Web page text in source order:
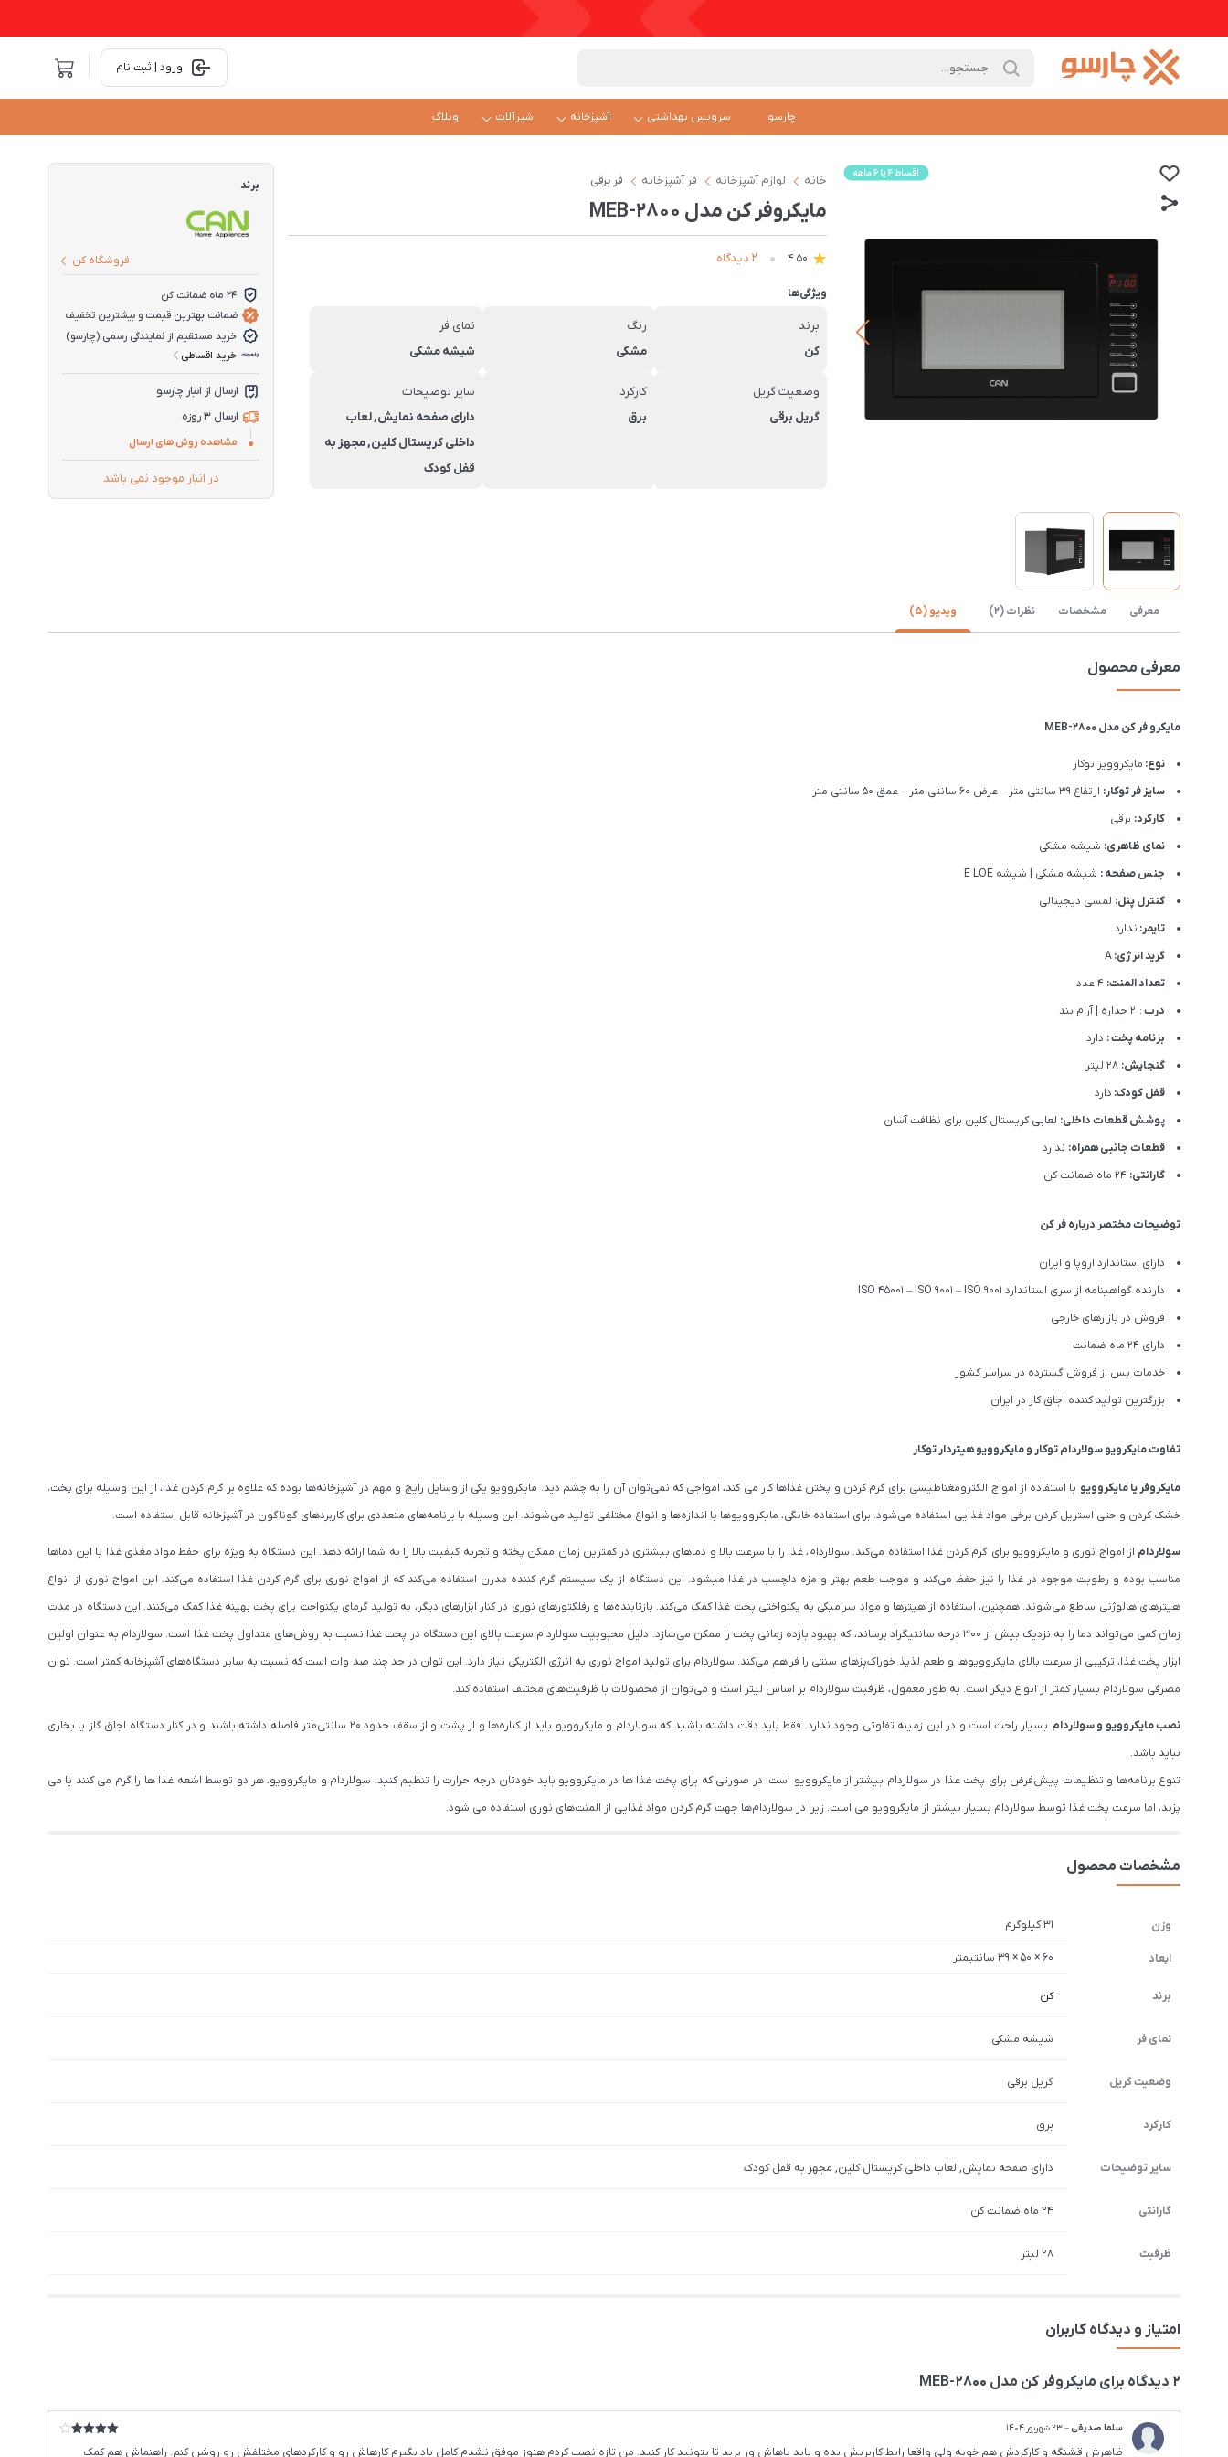
ورود | ثبت نام
چارسو سرویس بهداشتی آشپزخانه شیرآلات وبلاگ
خانه لوازم آشپزخانه فر آشپزخانه فر برقی
مایکروفر کن مدل MEB-2800
4.50 2 دیدگاه
ویژگی‌ها
برند
کن
رنگ
مشکی
نمای فر
شیشه مشکی
وضعیت گریل
گریل برقی
کارکرد
برق
سایر توضیحات
دارای صفحه نمایش, لعاب
داخلی کریستال کلین, مجهز به
قفل کودک
برند
فروشگاه کن
24 ماه ضمانت کن
ضمانت بهترین قیمت و بیشترین تخفیف
خرید مستقیم از نمایندگی رسمی (چارسو)
خرید اقساطی
ارسال از انبار چارسو
ارسال 3 روزه
مشاهده روش های ارسال
در انبار موجود نمی باشد
معرفی مشخصات نظرات (2) ویدیو (5)
معرفی محصول
مایکرو فر کن مدل MEB-2800
نوع: مایکروویر توکار
سایز فر توکار: ارتفاع 39 سانتی متر – عرض 60 سانتی متر – عمق 50 سانتی متر
کارکرد: برقی
نمای ظاهری: شیشه مشکی
جنس صفحه : شیشه مشکی | شيشه E LOE
کنترل پنل: لمسی دیجیتالی
تایمر: ندارد
گرید انرژی:A
تعداد المنت:
درب: 2 جداره | آرام بند
برنامه پخت : دارد
گنجایش:
قفل کودک: دارد
پوشش قطعات داخلی: لعابی کریستال کلین برای نظافت آسان
قطعات جانبی همراه: ندارد
گارانتی:
توضیحات مختصر درباره فر کن
دارای استاندارد اروپا و ایران
دارنده گواهینامه از سری استاندارد ISO 45001 – ISO 9001 – ISO 9001
فروش در بازارهای خارجی
دارای 24 ماه ضمانت
خدمات پس از فروش گسترده در سراسر کشور
بزرگترین تولید کننده اجاق کاز در ایران
تفاوت مایکرویو سولاردام توکار و مایکروویو هیتردار توکار
مایکروفر یا مایکروویو با استفاده از امواج الکترومغناطیسی برای گرم کردن و پختن غذاها کار می کند، امواجی که نمی‌توان آن را به چشم دید. مایکروویو یکی از وسایل رایج و مهم در آشپزخانه‌ها بوده که علاوه بر گرم کردن غذا، از این وسیله برای پخت،
خشک کردن و حتی استریل کردن برخی مواد غذایی استفاده می‌شود. برای استفاده خانگی، مایکروویوها با اندازه‌ها و انواع مختلفی تولید می‌شوند. این وسیله با برنامه‌های متعددی برای کاربردهای گوناگون در آشپزخانه قابل استفاده است.
سولاردام از امواج نوری و مایکروویو برای گرم کردن غذا استفاده می‌کند. سولاردام، غذا را با سرعت بالا و دماهای بیشتری در کمترین زمان ممکن پخته و تجربه کیفیت بالا را به شما ارائه دهد. این دستگاه به ویژه برای حفظ مواد مغذی غذا با این دماها
مناسب بوده و رطوبت موجود در غذا را نیز حفظ می‌کند و موجب طعم بهتر و مزه دلچسب در غذا میشود. این دستگاه از یک سیستم گرم کننده مدرن استفاده می‌کند که از امواج نوری برای گرم کردن غذا استفاده می‌کند. این امواج نوری از انواع
هیترهای هالوژنی ساطع می‌شوند. همچنین، استفاده از هیترها و مواد سرامیکی به یکنواختی پخت غذا کمک می‌کند. بازتابنده‌ها و رفلکتورهای نوری در کنار ابزارهای دیگر، به تولید گرمای یکنواخت برای پخت بهینه غذا کمک می‌کنند. این دستگاه در مدت
زمان کمی می‌تواند دما را به نزدیک بیش از 300 درجه سانتیگراد برساند، که بهبود بازده زمانی پخت را ممکن می‌سازد. دلیل محبوبیت سولاردام سرعت بالای این دستگاه در پخت غذا نسبت به روش‌های متداول پخت غذا است. سولاردام به عنوان اولین
ابزار پخت غذا، ترکیبی از سرعت بالای مایکروویوها و طعم لذیذ خوراک‌پزهای سنتی را فراهم می‌کند. سولاردام برای تولید امواج نوری به انرژی الکتریکی نیاز دارد. این توان در حد چند صد وات است که نسبت به سایر دستگاه‌های آشپزخانه کمتر است. توان
مصرفی سولاردام بسیار کمتر از انواع دیگر است. به طور معمول، ظرفیت سولاردام بر اساس لیتر است و می‌توان از محصولات با ظرفیت‌های مختلف استفاده کند.
نصب مایکروویو و سولاردام
بسیار راحت است و در این زمینه تفاوتی وجود ندارد. فقط باید دقت داشته باشید که سولاردام و مایکروویو باید از کناره‌ها و از پشت و از سقف حدود 20 سانتی‌متر فاصله داشته باشند و در کنار دستگاه اجاق گاز یا بخاری
نباید باشد.
تنوع برنامه‌ها و تنظیمات پیش‌فرض برای پخت غذا در سولاردام بیشتر از مایکروویو است. در صورتی که برای پخت غذا ها در مایکروویو باید خودتان درجه حرارت را تنظیم کنید. سولاردام و مایکروویو، هر دو توسط اشعه غذا ها را گرم می کنند یا می
پزند، اما سرعت پخت غذا توسط سولاردام بسیار بیشتر از مایکروویو می است. زیرا در سولاردام‌ها جهت گرم کردن مواد غذایی از المنت‌های نوری استفاده می شود.
مشخصات محصول
وزن 31 کیلوگرم
ابعاد 60 × 50 × 39 سانتیمتر
برند کن
نمای فر شیشه مشکی
وضعیت گریل گریل برقی
کارکرد برق
سایر توضیحات دارای صفحه نمایش, لعاب داخلی کریستال کلین, مجهز به قفل کودک
گارانتی 24 ماه ضمانت کن
ظرفیت 28 لیتر
امتیاز و دیدگاه کاربران
2 دیدگاه برای مایکروفر کن مدل MEB-2800
سلما صدیقی–23 شهریور 1404
ظاهرش قشنگه و کارکردش هم خوبه ولی واقعا رابط کاربریش بده و باید باهاش ور برید تا بتونید کار کنید. من تازه نصب کردم هنوز موفق نشدم کامل یاد بگیرم کارهاش رو و کارکردهای مختلفش رو روشن کنم. راهنماش هم کمک